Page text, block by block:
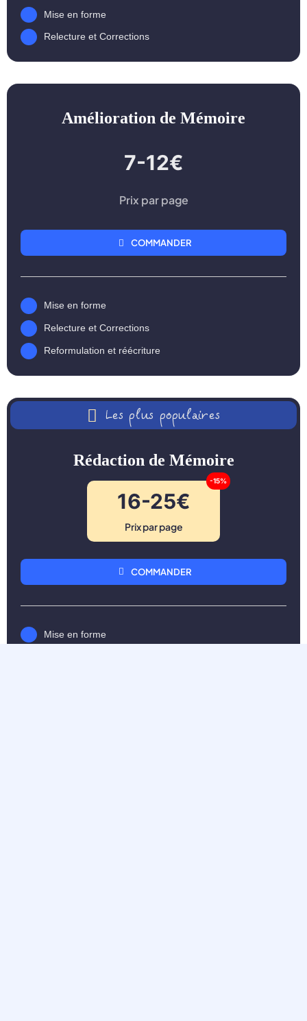
Mise en forme
Relecture et Corrections
Amélioration de Mémoire
7-12€
Prix par page
COMMANDER
Mise en forme
Relecture et Corrections
Reformulation et réécriture
Les plus populaires
Rédaction de Mémoire
16-25€
Prix par page
-15%
COMMANDER
Mise en forme